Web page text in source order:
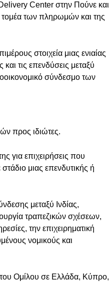
Center στην Πούνε και
τομέα των πληρωμών και της
στοιχεία μιας ενιαίας
τις επενδύσεις μεταξύ
σύνδεσμο των
προς ιδιώτες.
για επιχειρήσεις που
μιας επενδυτικής ή
μεταξύ Ινδίας,
τραπεζικών σχέσεων,
την επιχειρηματική
νομικούς και
του Ομίλου σε Ελλάδα, Κύπρο,